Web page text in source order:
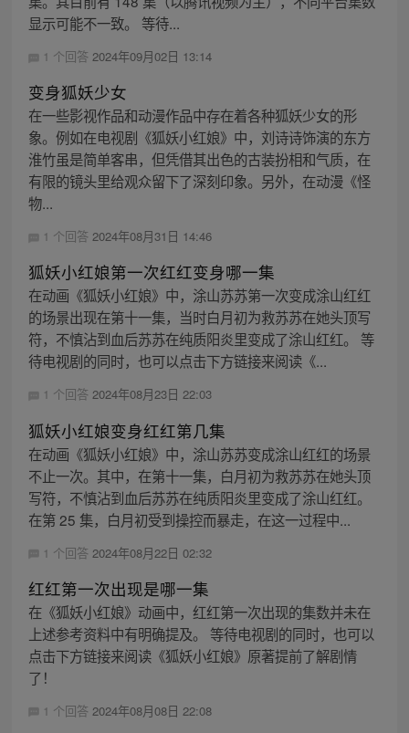
显示可能不一致。 等待...
1 个回答 2024年09月02日 13:14
变身狐妖少女
在一些影视作品和动漫作品中存在着各种狐妖少女的形
象。例如在电视剧《狐妖小红娘》中，刘诗诗饰演的东方
淮竹虽是简单客串，但凭借其出色的古装扮相和气质，在
有限的镜头里给观众留下了深刻印象。另外，在动漫《怪
物...
1 个回答 2024年08月31日 14:46
狐妖小红娘第一次红红变身哪一集
在动画《狐妖小红娘》中，涂山苏苏第一次变成涂山红红
的场景出现在第十一集，当时白月初为救苏苏在她头顶写
符，不慎沾到血后苏苏在纯质阳炎里变成了涂山红红。 等
待电视剧的同时，也可以点击下方链接来阅读《...
1 个回答 2024年08月23日 22:03
狐妖小红娘变身红红第几集
在动画《狐妖小红娘》中，涂山苏苏变成涂山红红的场景
不止一次。其中，在第十一集，白月初为救苏苏在她头顶
写符，不慎沾到血后苏苏在纯质阳炎里变成了涂山红红。
在第 25 集，白月初受到操控而暴走，在这一过程中...
1 个回答 2024年08月22日 02:32
红红第一次出现是哪一集
在《狐妖小红娘》动画中，红红第一次出现的集数并未在
上述参考资料中有明确提及。 等待电视剧的同时，也可以
点击下方链接来阅读《狐妖小红娘》原著提前了解剧情
了！
1 个回答 2024年08月08日 22:08